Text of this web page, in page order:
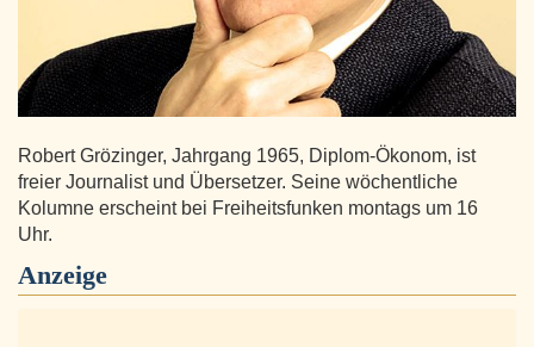
Robert Grözinger, Jahrgang 1965, Diplom-Ökonom, ist
freier Journalist und Übersetzer. Seine wöchentliche
Kolumne erscheint bei Freiheitsfunken montags um 16
Uhr.
Anzeige